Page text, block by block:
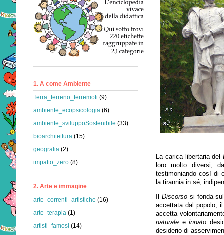
La carica libertaria del
loro molto diversi,
testimoniando così di
la tirannia in sé,
Discorsosi fonda
accettata dal popolo,
accetta
naturale einnato
desiderio di
1. A come Ambiente
Terra_terreno_terremoti (9)
ambiente_ecopsicologia (6)
ambiente_sviluppoSostenibile (33)
bioarchitettura (15)
geografia (2)
impatto_zero (8)
2. Arte e immagine
arte_correnti_artistiche (16)
arte_terapia (1)
artisti_famosi (14)